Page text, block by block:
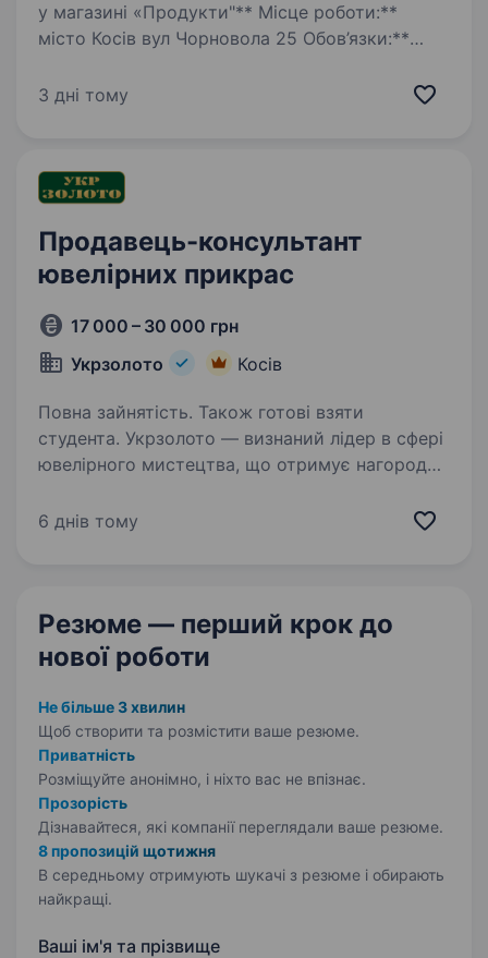
у магазині «Продукти"** Місце роботи:**
місто Косів вул Чорновола 25 Обов’язки:**
Прийом та розміщення товарів на полицях
3 дні тому
Продавець-консультант
ювелірних прикрас
17 000 – 30 000 грн
Укрзолото
Косів
Повна зайнятість. Також готові взяти
студента. Укрзолото — визнаний лідер в сфері
ювелірного мистецтва, що отримує нагороди
продавця-консультанта, що доповнить нашу
6 днів тому
Резюме — перший крок до
нової роботи
Не більше 3 хвилин
Щоб створити та розмістити ваше резюме.
Приватність
Розміщуйте анонімно, і ніхто вас не впізнає.
Прозорість
Дізнавайтеся, які компанії переглядали ваше резюме.
8 пропозицій щотижня
В середньому отримують шукачі з резюме і обирають
найкращі.
Ваші ім'я та прізвище